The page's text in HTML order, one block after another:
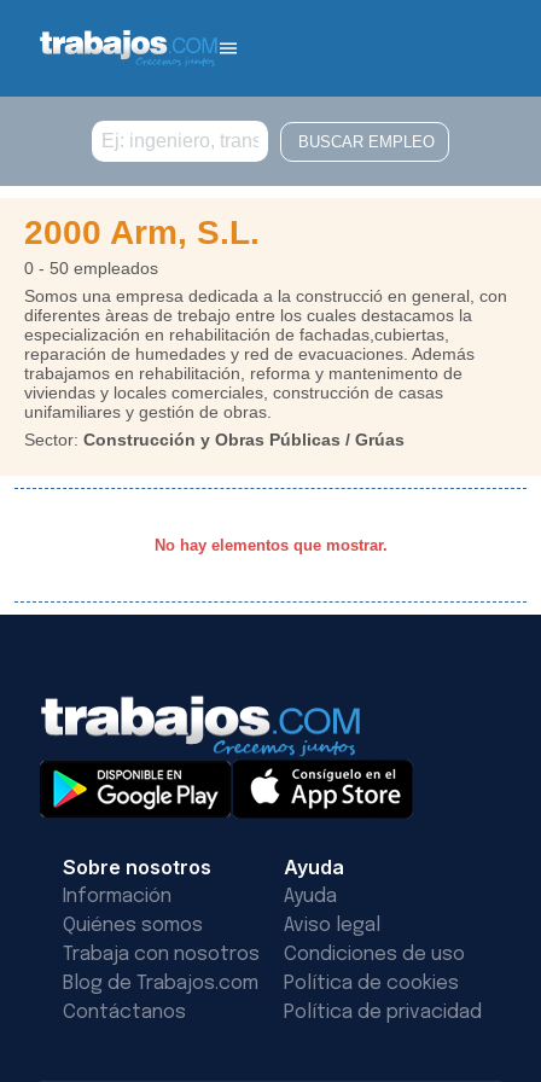
Buscar
2000 Arm, S.L.
0 - 50 empleados
Somos una empresa dedicada a la construcció en general, con
diferentes àreas de trebajo entre los cuales destacamos la
especialización en rehabilitación de fachadas,cubiertas,
reparación de humedades y red de evacuaciones. Además
trabajamos en rehabilitación, reforma y mantenimento de
viviendas y locales comerciales, construcción de casas
unifamiliares y gestión de obras.
Sector: Construcción y Obras Públicas / Grúas
No hay elementos que mostrar.
Sobre nosotros
Información
Quiénes somos
Trabaja con nosotros
Blog de Trabajos.com
Contáctanos
Ayuda
Ayuda
Aviso legal
Condiciones de uso
Política de cookies
Política de privacidad